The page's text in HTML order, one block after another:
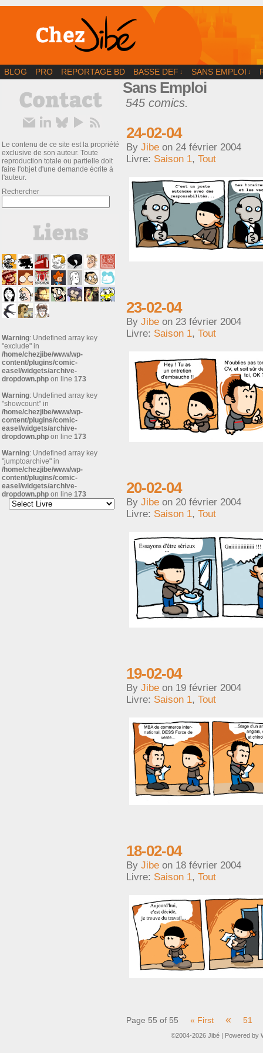
BD | Illustration | Blog
BLOG PRO REPORTAGE BD BASSE DEF ↓ SANS EMPLOI ↓
Le contenu de ce site est la propriété
exclusive de son auteur. Toute
reproduction totale ou partielle doit
faire l'objet d'une demande écrite à
l'auteur.
Rechercher
Warning: Undefined array key
"exclude" in
/home/chezjibe/www/wp-
content/plugins/comic-
easel/widgets/archive-
dropdown.php on line 173
Warning: Undefined array key
"showcount" in
/home/chezjibe/www/wp-
content/plugins/comic-
easel/widgets/archive-
dropdown.php on line 173
Warning: Undefined array key
"jumptoarchive" in
/home/chezjibe/www/wp-
content/plugins/comic-
easel/widgets/archive-
dropdown.php on line 173
Sans Emploi
545 comics.
24-02-04
By Jibe on 24 février 2004
Livre: Saison 1, Tout
23-02-04
By Jibe on 23 février 2004
Livre: Saison 1, Tout
20-02-04
By Jibe on 20 février 2004
Livre: Saison 1, Tout
19-02-04
By Jibe on 19 février 2004
Livre: Saison 1, Tout
18-02-04
By Jibe on 18 février 2004
Livre: Saison 1, Tout
Page 55 of 55 « First « 51
©2004-2026 Jibé Powered by